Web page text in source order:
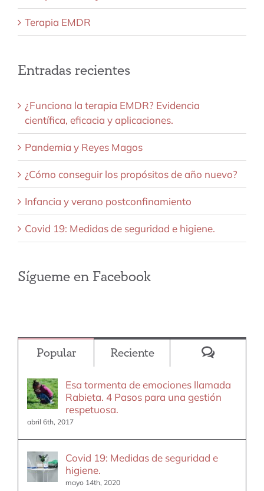
Terapia EMDR
Entradas recientes
¿Funciona la terapia EMDR? Evidencia
científica, eficacia y aplicaciones.
Pandemia y Reyes Magos
¿Cómo conseguir los propósitos de año nuevo?
Infancia y verano postconfinamiento
Covid 19: Medidas de seguridad e higiene.
Sígueme en Facebook
Popular Reciente
Esa tormenta de emociones llamada
Rabieta. 4 Pasos para una gestión
respetuosa.
abril 6th, 2017
Covid 19: Medidas de seguridad e
higiene.
mayo 14th, 2020